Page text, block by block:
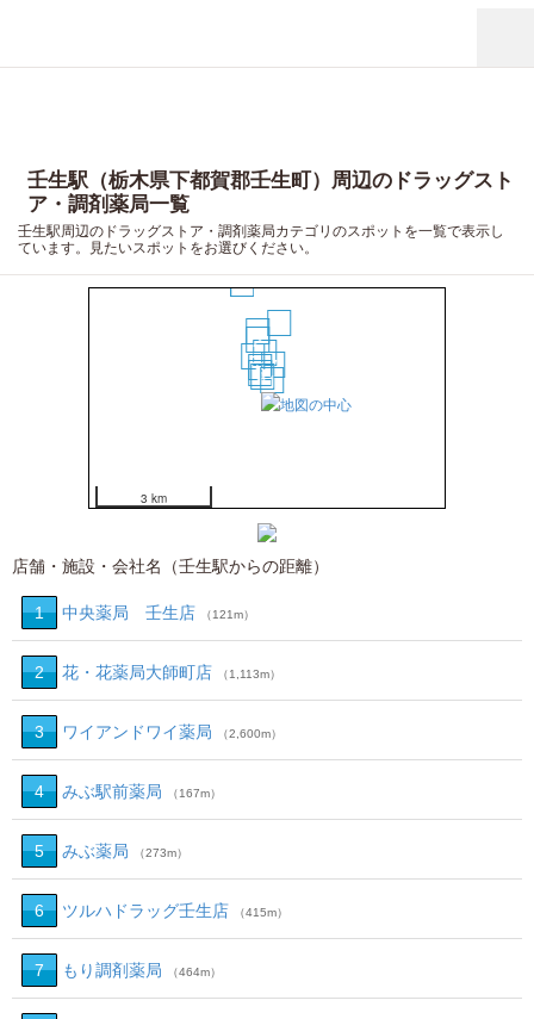
壬生駅（栃木県下都賀郡壬生町）周辺のドラッグスト
ア・調剤薬局一覧
壬生駅周辺のドラッグストア・調剤薬局カテゴリのスポットを一覧で表示し
ています。見たいスポットをお選びください。
1
2
3
4
5
67
89
1011
13
3 km
店舗・施設・会社名（壬生駅からの距離）
1 中央薬局 壬生店 （121m）
2 花・花薬局大師町店 （1,113m）
3 ワイアンドワイ薬局 （2,600m）
4 みぶ駅前薬局 （167m）
5 みぶ薬局 （273m）
6 ツルハドラッグ壬生店 （415m）
7 もり調剤薬局 （464m）